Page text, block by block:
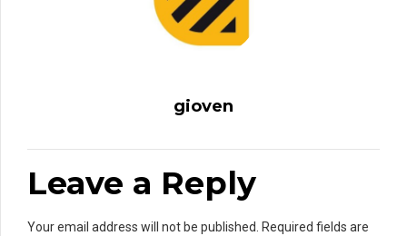
gioven
Leave a Reply
Your email address will not be published. Required fields are